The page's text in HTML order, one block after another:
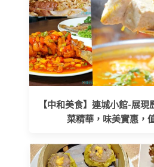
【中和美食】連城小館-展
菜精華，味美實惠，